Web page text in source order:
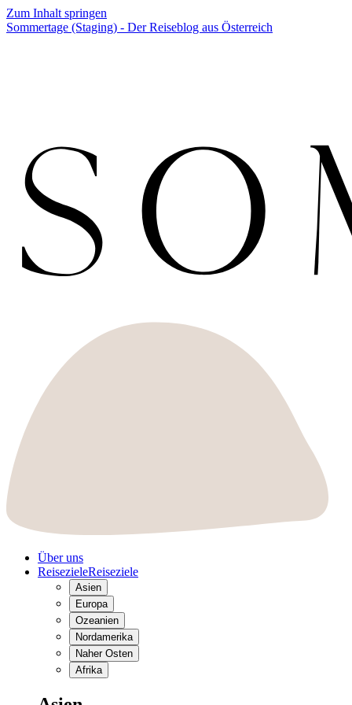
Zum Inhalt springen
Sommertage (Staging) - Der Reiseblog aus Österreich
Über uns
ReisezieleReiseziele
Asien
Europa
Ozeanien
Nordamerika
Naher Osten
Afrika